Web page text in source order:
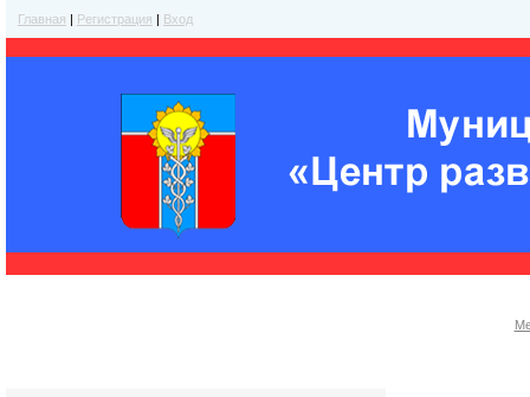
Главная | Регистрация | Вход